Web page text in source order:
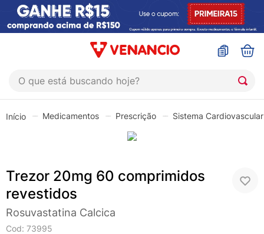
O que está buscando hoje?
Medicamentos Prescrição Sistema Cardiovascular
Trezor 20mg 60 comprimidos
revestidos
Rosuvastatina Calcica
Cod: 73995
1º
coristina
4º
admuc